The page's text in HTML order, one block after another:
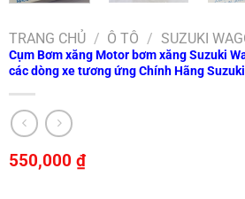
TRANG CHỦ / Ô TÔ / SUZUKI
Cụm Bơm xăng Motor bơm xăng Suzuki
các dòng xe tương ứng Chính Hãng Suzuki
550,000 ₫